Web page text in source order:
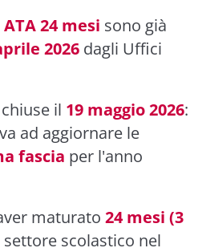
24 mesi sono già
2026 dagli Uffici
il 19 maggio 2026:
ad aggiornare le
fascia per l'anno
maturato 24 mesi (3
settore scolastico nel